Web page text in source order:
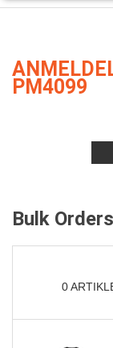
PM4099
Bulk Orders
0